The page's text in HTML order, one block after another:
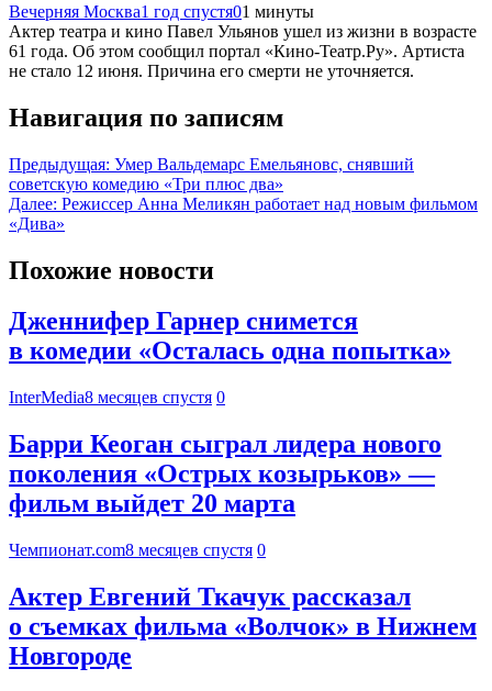
Вечерняя Москва1 год спустя01 минуты
Актер театра и кино Павел Ульянов ушел из жизни в возрасте
61 года. Об этом сообщил портал «Кино-Театр.Ру». Артиста
не стало 12 июня. Причина его смерти не уточняется.
Навигация по записям
Предыдущая: Умер Вальдемарс Емельяновс, снявший
советскую комедию «Три плюс два»
Далее: Режиссер Анна Меликян работает над новым фильмом
«Дива»
Похожие новости
Дженнифер Гарнер снимется
в комедии «Осталась одна попытка»
InterMedia8 месяцев спустя 0
Барри Кеоган сыграл лидера нового
поколения «Острых козырьков» —
фильм выйдет 20 марта
Чемпионат.com8 месяцев спустя 0
Актер Евгений Ткачук рассказал
о съемках фильма «Волчок» в Нижнем
Новгороде